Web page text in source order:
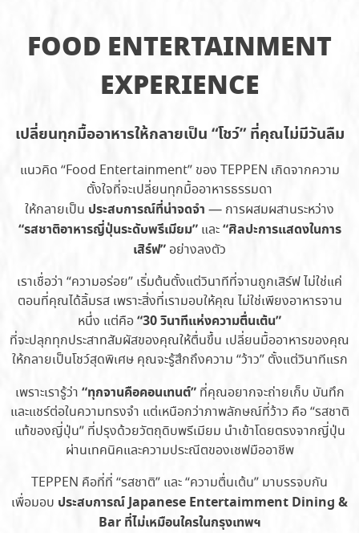
loading. For more related
info, FAQs and issues please
Flipbook Plugin Help
documentation.
FOOD ENTERTAINMENT
EXPERIENCE
เปลี่ยนทุกมื้ออาหารให้กลายเป็น “โชว์” ที่คุณไม่มีวันลืม
แนวคิด “Food Entertainment” ของ TEPPEN เกิดจากความ
ตั้งใจที่จะเปลี่ยนทุกมื้ออาหารธรรมดา
ให้กลายเป็น ประสบการณ์ที่น่าจดจำ — การผสมผสานระหว่าง
“รสชาติอาหารญี่ปุ่นระดับพรีเมียม”และ“ศิลปะการแสดงในการ
เสิร์ฟ” อย่างลงตัว
เราเชื่อว่า “ความอร่อย” เริ่มต้นตั้งแต่วินาทีที่จานถูกเสิร์ฟ ไม่ใช่แค่
ตอนที่คุณได้ลิ้มรส เพราะสิ่งที่เรามอบให้คุณ ไม่ใช่เพียงอาหารจาน
หนึ่ง แต่คือ“30 วินาทีแห่งความตื่นเต้น”
ที่จะปลุกทุกประสาทสัมผัสของคุณให้ตื่นขึ้น เปลี่ยนมื้ออาหารของคุณ
ให้กลายเป็นโชว์สุดพิเศษ คุณจะรู้สึกถึงความ “ว้าว” ตั้งแต่วินาทีแรก
เพราะเรารู้ว่า “ทุกจานคือคอนเทนต์” ที่คุณอยากจะถ่ายเก็บ บันทึก
และแชร์ต่อในความทรงจำ แต่เหนือกว่าภาพลักษณ์ที่ว้าว คือ “รสชาติ
แท้ของญี่ปุ่น” ที่ปรุงด้วยวัตถุดิบพรีเมียม นำเข้าโดยตรงจากญี่ปุ่น
ผ่านเทคนิคและความประณีตของเชฟมืออาชีพ
TEPPEN คือที่ที่ “รสชาติ” และ “ความตื่นเต้น” มาบรรจบกัน
เพื่อมอบ ประสบการณ์ Japanese Entertaimment Dining &
Bar ที่ไม่เหมือนใครในกรุงเทพฯ